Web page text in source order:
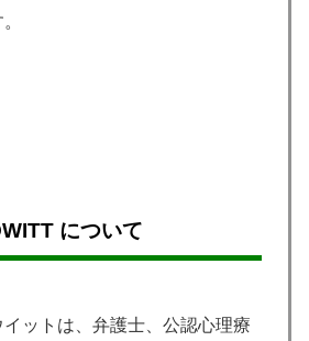
について
ットは、弁護士、公認心理療